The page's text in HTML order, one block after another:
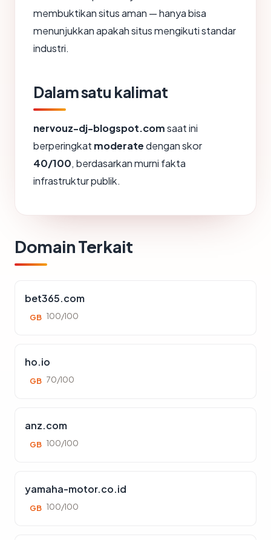
membuktikan situs aman — hanya bisa
menunjukkan apakah situs mengikuti standar
industri.
Dalam satu kalimat
nervouz-dj-blogspot.comsaat ini
berperingkat moderatedengan skor
40/100, berdasarkan murni fakta
infrastruktur publik.
Domain Terkait
bet365.com
GB 100/100
ho.io
GB 70/100
anz.com
GB 100/100
yamaha-motor.co.id
GB 100/100